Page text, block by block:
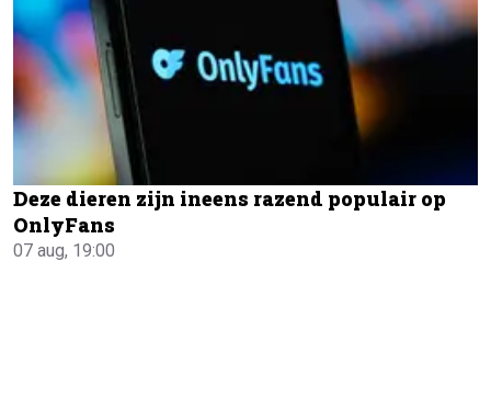
Deze dieren zijn ineens razend populair op
OnlyFans
07 aug, 19:00